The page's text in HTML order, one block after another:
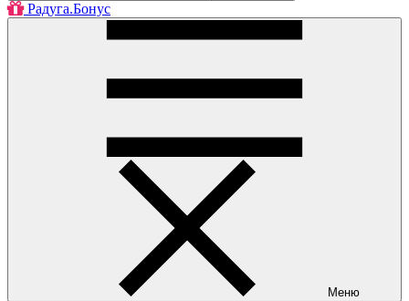
Радуга.Бонус
Меню